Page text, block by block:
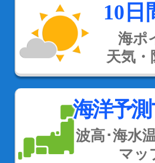
10日
海ポ
天気・
海洋予
波高･海水
マッ